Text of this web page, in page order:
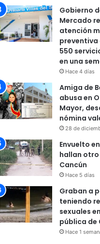
Gobierno
Mercado
atención
preventiva
550
en una
Hace 4 días
Amiga de
abusa en
Mayor,
nómina
28 de
Envuelto
hallan
Cancún
Hace 5 días
Graban a
teniendo
sexuales
pública de
Hace 1